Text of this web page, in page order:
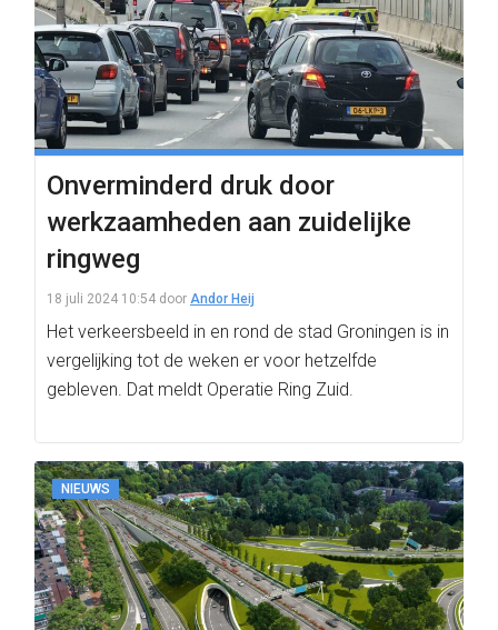
Onverminderd druk door
werkzaamheden aan zuidelijke
ringweg
18 juli 2024 10:54 door Andor Heij
Het verkeersbeeld in en rond de stad Groningen is in
vergelijking tot de weken er voor hetzelfde
gebleven. Dat meldt Operatie Ring Zuid.
NIEUWS